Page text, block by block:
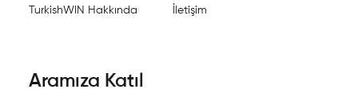
TurkishWIN Hakkında İletişim
Aramıza Katıl